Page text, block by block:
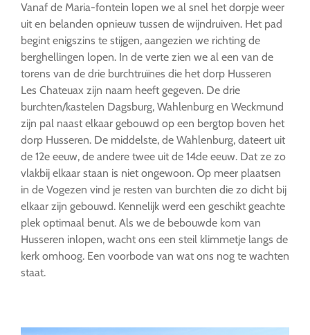
Vanaf de Maria-fontein lopen we al snel het dorpje weer
uit en belanden opnieuw tussen de wijndruiven. Het pad
begint enigszins te stijgen, aangezien we richting de
berghellingen lopen. In de verte zien we al een van de
torens van de drie burchtruïnes die het dorp Husseren
Les Chateuax zijn naam heeft gegeven. De drie
burchten/kastelen Dagsburg, Wahlenburg en Weckmund
zijn pal naast elkaar gebouwd op een bergtop boven het
dorp Husseren. De middelste, de Wahlenburg, dateert uit
de 12e eeuw, de andere twee uit de 14de eeuw. Dat ze zo
vlakbij elkaar staan is niet ongewoon. Op meer plaatsen
in de Vogezen vind je resten van burchten die zo dicht bij
elkaar zijn gebouwd. Kennelijk werd een geschikt geachte
plek optimaal benut. Als we de bebouwde kom van
Husseren inlopen, wacht ons een steil klimmetje langs de
kerk omhoog. Een voorbode van wat ons nog te wachten
staat.